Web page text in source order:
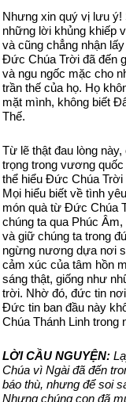
Nhưng xin quý vị lưu ý!
những lời khủng khiếp
và cũng chẳng nhận
Đức Chúa Trời đã đến
và ngu ngốc mặc cho
trần thế của họ. Họ
mặt mình, không biết
Thế.
Từ lẽ thật đau lòng
trọng trong vương
thể hiểu Đức Chúa
Mọi hiểu biết về tình
món quà từ Đức Chúa
chúng ta qua Phúc
và giữ chúng ta trong
ngừng nương dựa nơi
cảm xúc của tâm hồn
sáng thật, giống như
trời. Nhờ đó, đức tin
Đức tin ban đầu này
Chúa Thánh Linh trong
LỜI CẦU NGUYỆN:
Chúa vì Ngài đã đến
báo thù, nhưng để soi
Nhưng chúng con đã